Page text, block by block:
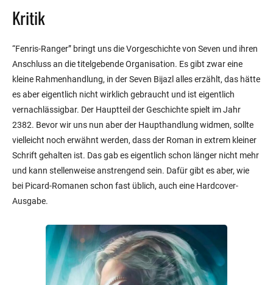
Kritik
“Fenris-Ranger” bringt uns die Vorgeschichte von Seven und ihren
Anschluss an die titelgebende Organisation. Es gibt zwar eine
kleine Rahmenhandlung, in der Seven Bijazl alles erzählt, das hätte
es aber eigentlich nicht wirklich gebraucht und ist eigentlich
vernachlässigbar. Der Hauptteil der Geschichte spielt im Jahr
2382. Bevor wir uns nun aber der Haupthandlung widmen, sollte
vielleicht noch erwähnt werden, dass der Roman in extrem kleiner
Schrift gehalten ist. Das gab es eigentlich schon länger nicht mehr
und kann stellenweise anstrengend sein. Dafür gibt es aber, wie
bei Picard-Romanen schon fast üblich, auch eine Hardcover-
Ausgabe.